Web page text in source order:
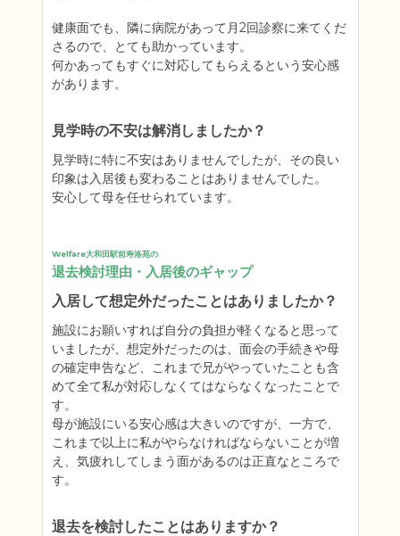
健康面でも、隣に病院があって月2回診察に来てくだ
さるので、とても助かっています。
何かあってもすぐに対応してもらえるという安心感
があります。
見学時の不安は解消しましたか？
見学時に特に不安はありませんでしたが、その良い
印象は入居後も変わることはありませんでした。
安心して母を任せられています。
Welfare大和田駅前寿洛苑の
退去検討理由・入居後のギャップ
入居して想定外だったことはありましたか？
施設にお願いすれば自分の負担が軽くなると思って
いましたが、想定外だったのは、面会の手続きや母
の確定申告など、これまで兄がやっていたことも含
めて全て私が対応しなくてはならなくなったことで
す。
母が施設にいる安心感は大きいのですが、一方で、
これまで以上に私がやらなければならないことが増
え、気疲れしてしまう面があるのは正直なところで
す。
退去を検討したことはありますか？